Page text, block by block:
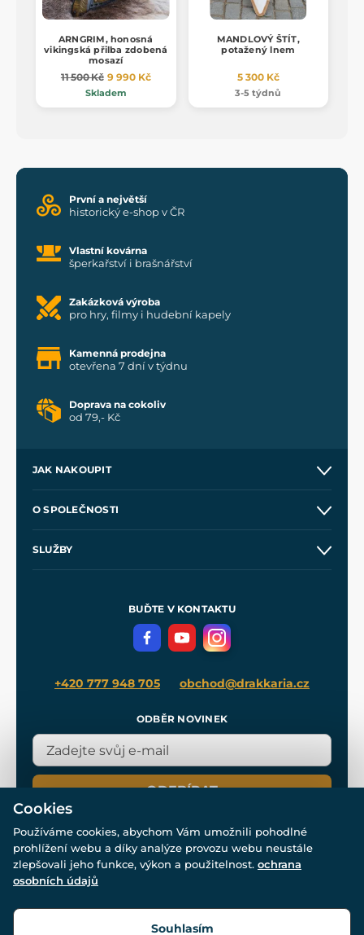
ARNGRIM, honosná
vikingská přilba zdobená
mosazí
11 500 Kč 9 990 Kč
Skladem
MANDLOVÝ ŠTÍT,
potažený lnem
5 300 Kč
3-5 týdnů
První a největší
historický e-shop v ČR
Vlastní kovárna
šperkařství i brašnářství
Zakázková výroba
pro hry, filmy i hudební kapely
Kamenná prodejna
otevřena 7 dní v týdnu
Doprava na cokoliv
od 79,- Kč
JAK NAKOUPIT
Velkoobchod
O SPOLEČNOSTI
SLUŽBY
Meče pro Kingdom Come
BUĎTE V KONTAKTU
+420 777 948 705 obchod@drakkaria.cz
ODBĚR NOVINEK
ODEBÍRAT
© Všechna práva vyhrazena. www.drakkaria.cz 2007-2026.
Cookies
Používáme cookies, abychom Vám umožnili pohodlné
prohlížení webu a díky analýze provozu webu neustále
zlepšovali jeho funkce, výkon a použitelnost. ochrana
osobních údajů
Souhlasím